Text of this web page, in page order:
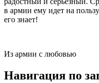
в армии ему идет на
его знает!
Из армии с любовью
Навигация по